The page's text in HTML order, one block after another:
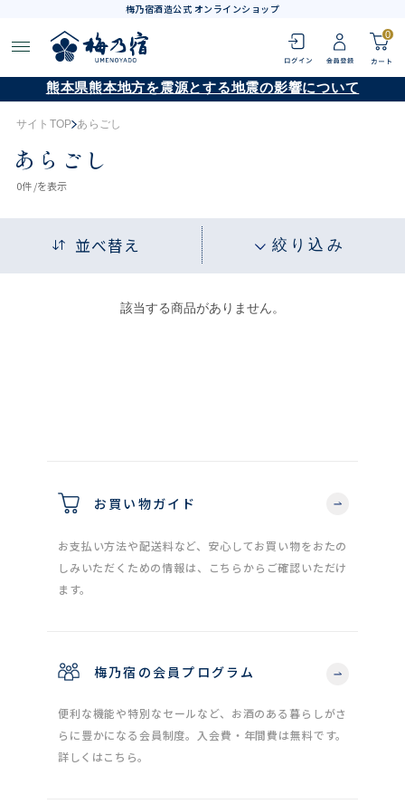
梅乃宿酒造公式 オンラインショップ
0
熊本県熊本地方を震源とする地震の影響について
サイトTOP あらごし
あらごし
0件 /を表示
並べ替え 絞り込み
該当する商品がありません。
お買い物ガイド
お支払い方法や配送料など、安心してお買い物をおたの
しみいただくための情報は、こちらからご確認いただけ
ます。
梅乃宿の会員プログラム
便利な機能や特別なセールなど、お酒のある暮らしがさ
らに豊かになる会員制度。入会費・年間費は無料です。
詳しくはこちら。